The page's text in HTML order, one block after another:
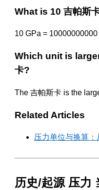
What is 10 吉帕斯
10 GPa = 10000000000
Which unit is
卡?
The 吉帕斯卡 is the
Related Articles
压力单位与换算
历史/起源 压力